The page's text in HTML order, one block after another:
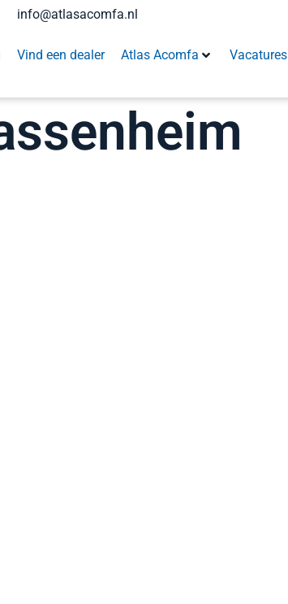
info@atlasacomfa.nl
Vind een dealer Atlas Acomfa Vacatures